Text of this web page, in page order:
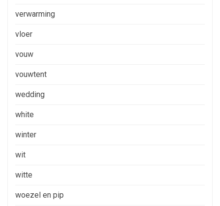
verwarming
vloer
vouw
vouwtent
wedding
white
winter
wit
witte
woezel en pip